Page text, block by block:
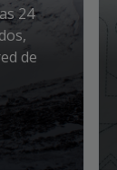
24
de